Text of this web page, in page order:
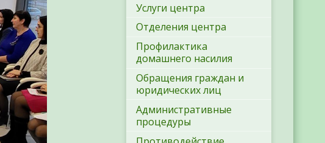
Услуги центра
Отделения центра
Профилактика
домашнего насилия
Обращения граждан и
юридических лиц
Административные
процедуры